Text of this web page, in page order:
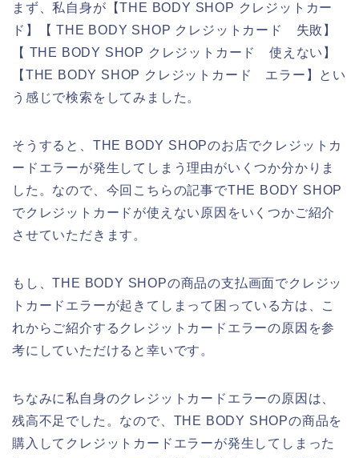
まず、私自身が【THE BODY SHOP クレジットカー
ド】【 THE BODY SHOP クレジットカード 失敗】
【 THE BODY SHOP クレジットカード 使えない】
【THE BODY SHOP クレジットカード エラー】とい
う感じで検索をしてみました。
そうすると、THE BODY SHOPのお店でクレジットカ
ードエラーが発生してしまう理由がいくつか分かりま
した。なので、今回こちらの記事でTHE BODY SHOP
でクレジットカードが使えない原因をいくつかご紹介
させていただきます。
もし、THE BODY SHOPの商品の支払画面でクレジッ
トカードエラーが起きてしまって困っている方は、こ
れからご紹介するクレジットカードエラーの原因を参
考にしていただけると幸いです。
ちなみに私自身のクレジットカードエラーの原因は、
残高不足でした。なので、THE BODY SHOPの商品を
購入してクレジットカードエラーが発生してしまった